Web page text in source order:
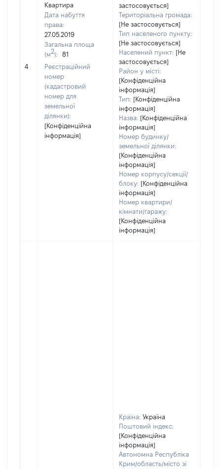
4
Квартира
Дата набуття
права:
27.05.2019
Загальна площа
(м2):
81
Реєстраційний
номер
(кадастровий
номер для
земельної
ділянки):
[Конфіденційна
інформація]
застосовується]
Територіальна громада:
[Не застосовується]
Тип населеного пункту:
[Не застосовується]
Населений пункт: [Не
застосовується]
Район у місті:
[Конфіденційна
інформація]
Тип: [Конфіденційна
інформація]
Назва: [Конфіденційна
інформація]
Номер будинку/
земельної ділянки:
[Конфіденційна
інформація]
Номер корпусу/секції/
блоку: [Конфіденційна
інформація]
Номер квартири/
кімнати/гаражу:
[Конфіденційна
інформація]
Країна: Україна
Поштовий індекс:
[Конфіденційна
інформація]
Автономна Республіка
Крим/область/місто зі